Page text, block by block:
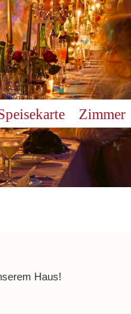
Zimmer
Haus!